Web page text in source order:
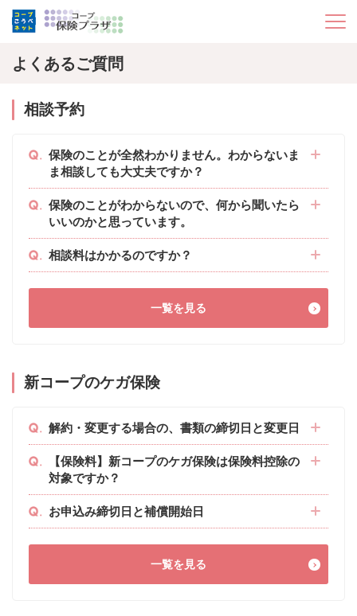
よくあるご質問
相談予約
保険のことが全然わかりません。わからないま
ま相談しても大丈夫ですか？
保険のことがわからないので、何から聞いたら
いいのかと思っています。
相談料はかかるのですか？
一覧を見る
新コープのケガ保険
解約・変更する場合の、書類の締切日と変更日
【保険料】新コープのケガ保険は保険料控除の
対象ですか？
お申込み締切日と補償開始日
一覧を見る